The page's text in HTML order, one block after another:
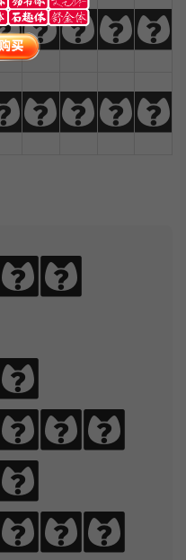
|[]?
,./\